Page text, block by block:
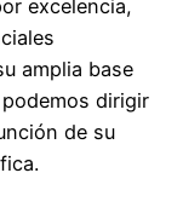
excelencia,
amplia base
dirigir
de su